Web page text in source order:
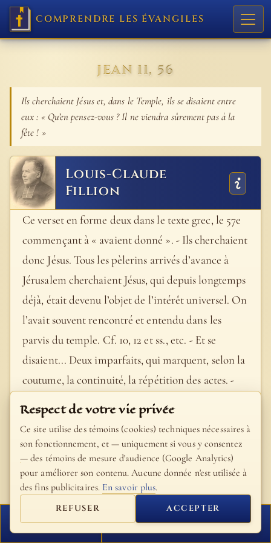
COMPRENDRE LES ÉVANGILES
JEAN 11, 56
Ils cherchaient Jésus et, dans le Temple, ils se disaient entre
eux : « Qu’en pensez-vous ? Il ne viendra sûrement pas à la
fête ! »
Louis-Claude
Fillion
Ce verset en forme deux dans le texte grec, le 57e
commençant à « avaient donné ». - Ils cherchaient
donc Jésus. Tous les pèlerins arrivés d’avance à
Jérusalem cherchaient Jésus, qui depuis longtemps
déjà, était devenu l’objet de l’intérêt universel. On
l’avait souvent rencontré et entendu dans les
parvis du temple. Cf. 10, 12 et ss., etc. - Et se
disaient... Deux imparfaits, qui marquent, selon la
coutume, la continuité, la répétition des actes. -
Debout dans le temple est une peinture sur le vif. -
Qu’en pensez-vous ? On admet généralement qu’il
y a deux questions distinctes : Que pensez-vous ?
Qu’il ne viendra pas à la fête ? - Ils avaient donné
l’ordre… Détails rétrospectifs pour expliquer ces
colloques et ces doutes des pèlerins : tout le
monde savait qu’il y avait un mandat d’arrêt de la
part du Sanhédrin contre Jésus. - Les princes des
FERMER PROCHAIN VERSET
Respect de votre vie privée
Ce site utilise des témoins (cookies) techniques nécessaires à
son fonctionnement, et — uniquement si vous y consentez
— des témoins de mesure d'audience (Google Analytics)
pour améliorer son contenu. Aucune donnée n'est utilisée à
des fins publicitaires. En savoir plus.
REFUSER ACCEPTER